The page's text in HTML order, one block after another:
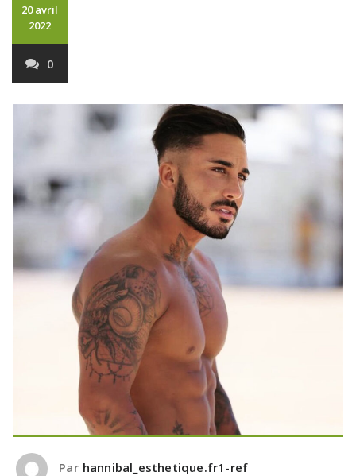
20 avril
2022
0
Par hannibal_esthetique.fr1-ref